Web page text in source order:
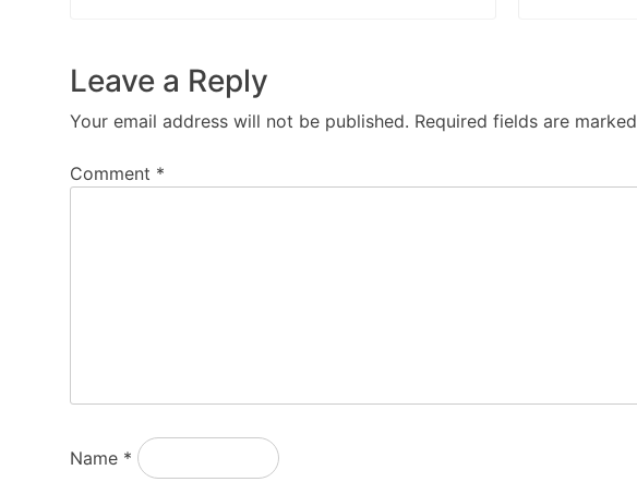
Leave a Reply
Your email address will not be published. Required fields are marked
Comment *
Name *